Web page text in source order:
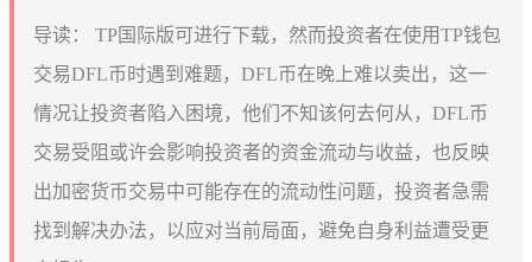
导读：
TP国际版可进行下载，然而投资者在使用TP钱包
交易DFL币时遇到难题，DFL币在晚上难以卖出，这一
情况让投资者陷入困境，他们不知该何去何从，DFL币
交易受阻或许会影响投资者的资金流动与收益，也反映
出加密货币交易中可能存在的流动性问题，投资者急需
找到解决办法，以应对当前局面，避免自身利益遭受更